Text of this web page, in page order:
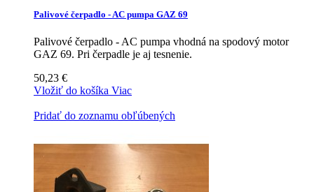
Palivové čerpadlo - AC pumpa GAZ 69
Palivové čerpadlo - AC pumpa vhodná na spodový motor
GAZ 69. Pri čerpadle je aj tesnenie.
50,23 €
Vložiť do košíka Viac
Pridať do zoznamu obľúbených